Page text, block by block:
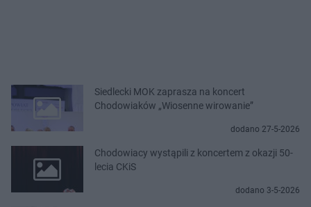
Siedlecki MOK zaprasza na koncert
Chodowiaków „Wiosenne wirowanie”
dodano 27-5-2026
Chodowiacy wystąpili z koncertem z okazji 50-
lecia CKiS
dodano 3-5-2026